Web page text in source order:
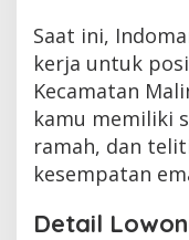
Saat ini,
kerja untuk
Kecamatan
kamu memiliki
ramah, dan
kesempatan
Detail